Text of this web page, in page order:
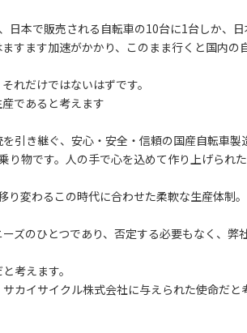
日本で販売される自転車の10台に1台しか、
すます加速がかかり、このまま行くと国内の
れだけではないはずです。
であると考えます
引き継ぐ、安心・安全・信頼の国産自転車製
り物です。人の手で心を込めて作り上げられ
り変わるこの時代に合わせた柔軟な生産体制。
ズのひとつであり、否定する必要もなく、弊
考えます。
カイサイクル株式会社に与えられた使命だと